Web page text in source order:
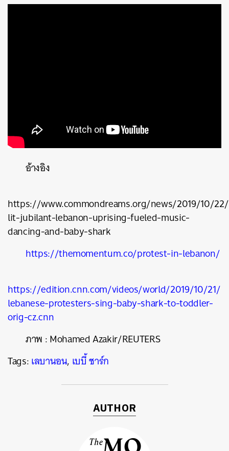
อ้างอิง
https://www.commondreams.org/news/2019/10/
lit-jubilant-lebanon-uprising-fueled-music-
dancing-and-baby-shark
https://themomentum.co/protest-in-lebanon/
https://edition.cnn.com/videos/world/2019/10/21/
lebanese-protesters-sing-baby-shark-to-toddler-
orig-cz.cnn
ภาพ :Mohamed Azakir/REUTERS
Tags:เลบานอน, เบบี้ ชาร์ก
AUTHOR
ค้นหา
SHARE TWEET LINE EMAIL